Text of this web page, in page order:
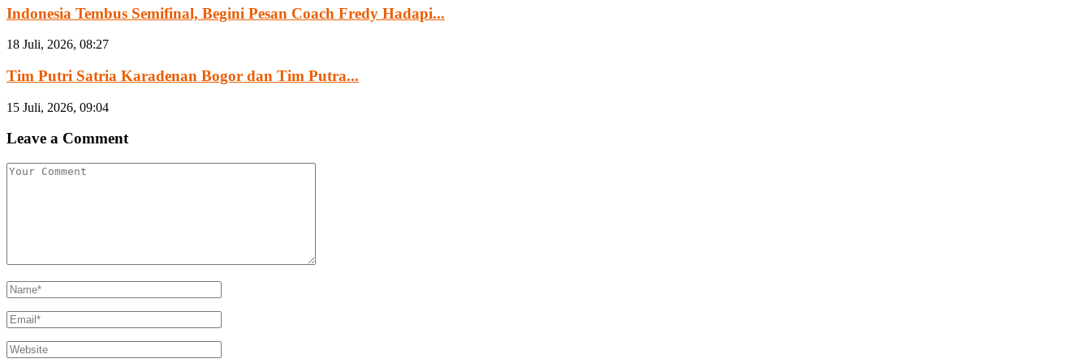
Indonesia Tembus Semifinal, Begini Pesan Coach Fredy Hadapi...
18 Juli, 2026, 08:27
Tim Putri Satria Karadenan Bogor dan Tim Putra...
15 Juli, 2026, 09:04
Leave a Comment